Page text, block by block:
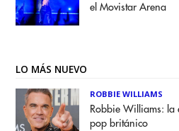
el Movistar Arena
LO MÁS NUEVO
ROBBIE WILLIAMS
Robbie Williams: la
pop británico